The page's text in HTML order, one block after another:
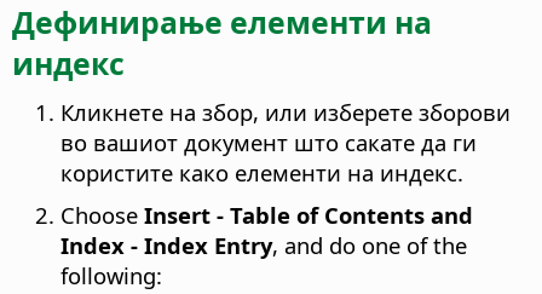
Дефинирање елементи на
индекс
Кликнете на збор, или изберете зборови
во вашиот документ што сакате да ги
користите како елементи на индекс.
Choose Insert - Table of Contents and
Index - Index Entry, and do one of the
following: